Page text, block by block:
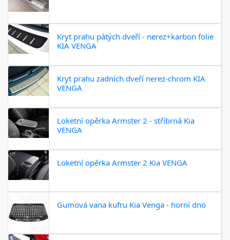
Kryt prahu pátých dveří - nerez+karbon folie
KIA VENGA
Kryt prahu zadních dveří nerez-chrom KIA
VENGA
Loketní opěrka Armster 2 - stříbrná Kia
VENGA
Loketní opěrka Armster 2 Kia VENGA
Gumová vana kufru Kia Venga - horní dno